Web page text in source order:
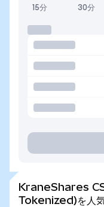
15分 30分
KraneShares
Tokenized)を人気